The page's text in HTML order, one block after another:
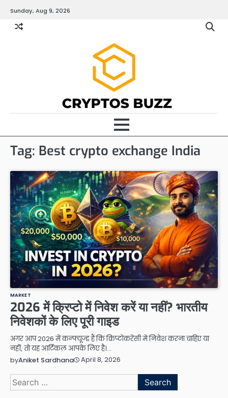
content
Sunday, Aug 9, 2026
Tag: Best crypto exchange India
MARKET
2026 में क्रिप्टो में निवेश करें या नहीं? भारतीय
निवेशकों के लिए पूरी गाइड
अगर आप 2026 में कन्फ्यूज्ड हैं कि क्रिप्टोकरेंसी मे निवेश करना चाहिए या
नहीं, तो यह आर्टिकल आपके लिए है।…
byAniket Sardhana April 8, 2026
Search
for: